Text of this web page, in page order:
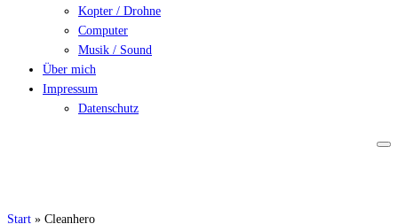
Kopter / Drohne
Computer
Musik / Sound
Über mich
Impressum
Datenschutz
Start » Cleanhero